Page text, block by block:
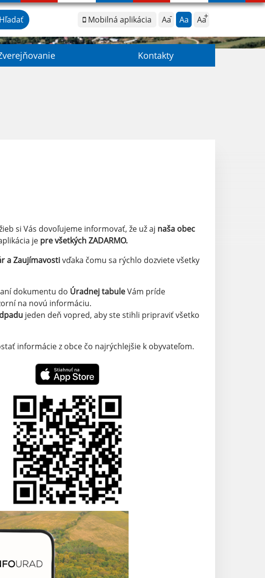
Mobilná aplikácia Aa Aa Aa
Hľadať
Kontakty
si Vás dovoľujeme informovať, že už aj naša obec
je pre všetkých ZADARMO.
a Zaujímavostivďaka čomu sa rýchlo dozviete všetky
dokumentu do Úradnej tabuleVám príde
na novú informáciu.
jeden deň vopred, aby ste stihli pripraviť všetko
informácie z obce čo najrýchlejšie k obyvateľom.